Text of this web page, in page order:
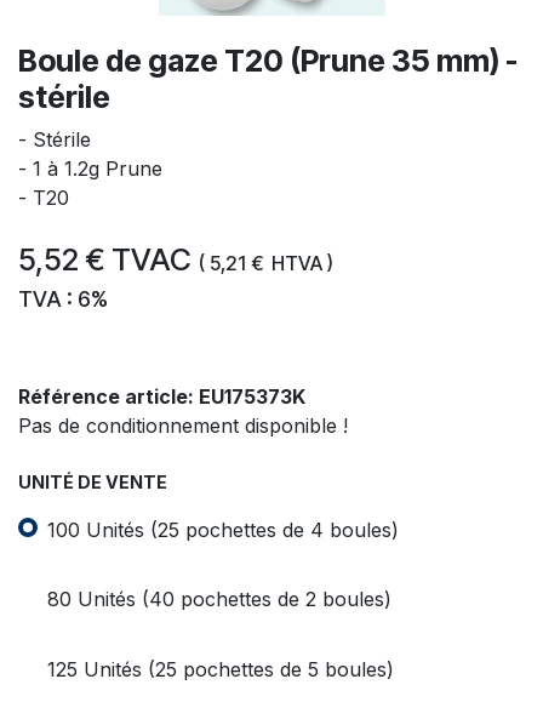
Boule de gaze T20 (Prune 35 mm) -
stérile
- Stérile
- 1 à 1.2g Prune
- T20
5,52 € TVAC ( 5,21 € HTVA )
TVA : 6%
Référence article: EU175373K
Pas de conditionnement disponible !
UNITÉ DE VENTE
100 Unités (25 pochettes de 4 boules)
80 Unités (40 pochettes de 2 boules)
125 Unités (25 pochettes de 5 boules)